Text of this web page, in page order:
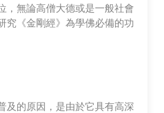
，無論高僧大德或是一般社會
究《金剛經》為學佛必備的功
及的原因，是由於它具有高深